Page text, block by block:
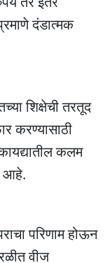
दंडात्मक
शिक्षेची तरतूद
करण्यासाठी
कलम
आहे.
परिणाम होऊन
वीज